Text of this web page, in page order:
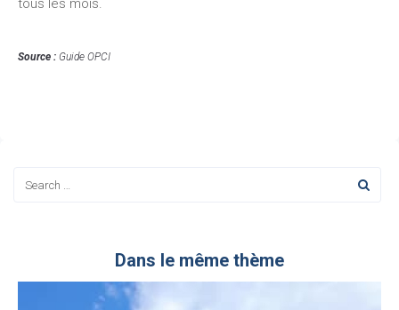
tous les mois.
Source : Guide OPCI
Dans le même thème